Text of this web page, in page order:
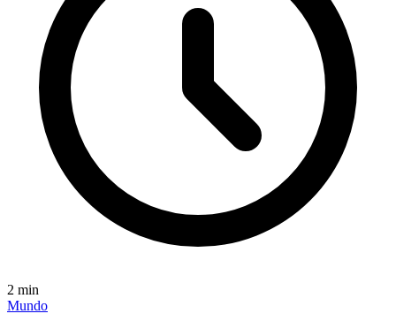
2 min
Mundo